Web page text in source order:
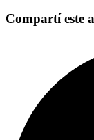
Compartí este